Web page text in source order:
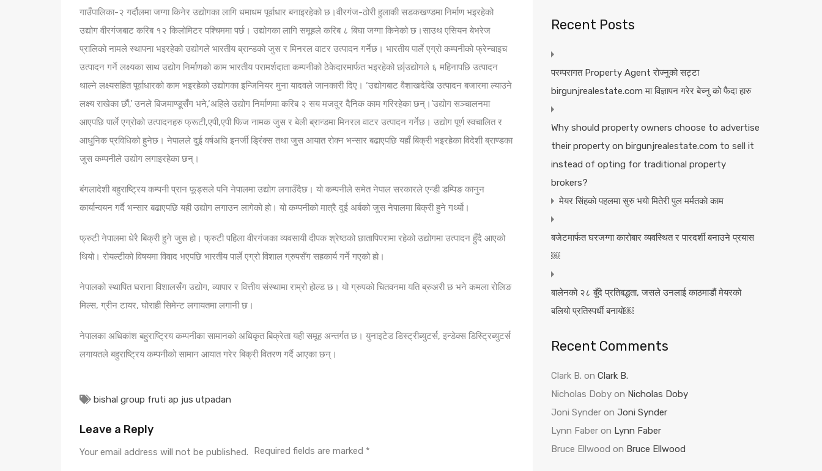
गाउँपालिका-२ गर्दौलमा जग्गा किनेर उद्योगका लागि धमाधम पूर्वाधार बनाइरहेको छ।वीरगंज-ठोरी हुलाकी सडकखण्डमा निर्माण भइरहेको
उद्योग वीरगंजबाट करिब १२ किलोमिटर पश्चिममा पर्छ। उद्योगका लागि समूहले करिब ८ बिघा जग्गा किनेको छ।साउथ एसियन बेभरेज
प्रालिको नामले स्थापना भइरहेको उद्योगले भारतीय ब्रान्डको जुस र मिनरल वाटर उत्पादन गर्नेछ। भारतीय पार्ले एग्रो कम्पनीको फ्रेन्चाइच
उत्पादन गर्ने लक्ष्यका साथ उद्योग निर्माणको काम भारतीय परामर्शदाता कम्पनीको ठेकेदारमार्फत भइरहेको छ|उद्योगले ६ महिनापछि उत्पादन
थाल्ने लक्ष्यसहित पूर्वाधारको काम भइरहेको उद्योगका इन्जिनियर मुना यादवले जानकारी दिए। ‘उद्योगबाट वैशाखदेखि उत्पादन बजारमा ल्याउने
लक्ष्य राखेका छौं,’ उनले बिजमाण्डूसँग भने,‘अहिले उद्योग निर्माणमा करिब २ सय मजदुर दैनिक काम गरिरहेका छन्।’उद्योग सञ्चालनमा
आएपछि पार्ले एग्रोको उत्पादनहरु फ्रूटी,एपी,एपी फिज नामक जुस र बेली ब्रान्डमा मिनरल वाटर उत्पादन गर्नेछ। उद्योग पूर्ण स्वचालित र
आधुनिक प्रविधिको हुनेछ। नेपालले दुई वर्षअघि इनर्जी ड्रिंक्स तथा जुस आयात रोक्न भन्सार बढाएपछि यहाँ बिक्री भइरहेका विदेशी ब्राण्डका
जुस कम्पनीले उद्योग लगाइरहेका छन्।
बंगलादेशी बहुराष्ट्रिय कम्पनी प्रान फूड्सले पनि नेपालमा उद्योग लगाउँदैछ। यो कम्पनीले समेत नेपाल सरकारले एन्डी डम्पिङ कानुन
कार्यान्वयन गर्दै भन्सार बढाएपछि यही उद्योग लगाउन लागेको हो। यो कम्पनीको मात्रै दुई अर्बको जुस नेपालमा बिक्री हुने गर्थ्यो।
फ्रुटी नेपालमा धेरै बिक्री हुने जुस हो। फ्रुटी पहिला वीरगंजका व्यवसायी दीपक श्रेष्ठको छातापिपरामा रहेको उद्योगमा उत्पादन हुँदै आएको
थियो। रोयल्टीको विषयमा विवाद भएपछि भारतीय पार्ले एग्रो विशाल ग्रुपसँग सहकार्य गर्ने गएको हो।
नेपालको स्थापित घराना विशालसँग उद्योग, व्यापार र वित्तीय संस्थामा राम्रो होल्ड छ। यो ग्रुपको चितवनमा यति ब्रुअरी छ भने कमला रोलिङ
मिल्स, ग्रीन टायर, घोराही सिमेन्ट लगायतमा लगानी छ।
नेपालका अधिकांश बहुराष्ट्रिय कम्पनीका सामानको अधिकृत बिक्रेता यही समूह अन्तर्गत छ। युनाइटेड डिस्ट्रीब्युटर्स, इन्डेक्स डिस्ट्रिब्युटर्स
लगायतले बहुराष्ट्रिय कम्पनीको सामान आयात गरेर बिक्री वितरण गर्दै आएका छन्।
bishal group fruti ap jus utpadan
Leave a Reply
Your email address will not be published. Required fields are marked *
Recent Posts
परम्परागत Property Agent रोज्नुको सट्टा
birgunjrealestate.com मा विज्ञापन गरेर बेच्नु को फैदा हारु
Why should property owners choose to advertise
their property on birgunjrealestate.com to sell it
instead of opting for traditional property
brokers?
मेयर सिंहकाे पहलमा सुरु भयाे मितेरी पुल मर्मतकाे काम
बजेटमार्फत घरजग्गा कारोबार व्यवस्थित र पारदर्शी बनाउने प्रयास
￼
बालेनको २८ बुँदे प्रतिबद्धता, जसले उनलाई काठमाडौं मेयरको
बलियो प्रतिस्पर्धी बनायो￼
Recent Comments
Clark B. on Clark B.
Nicholas Dobyon Nicholas Doby
Joni Synderon Joni Synder
Lynn Faberon Lynn Faber
Bruce Ellwood on Bruce Ellwood